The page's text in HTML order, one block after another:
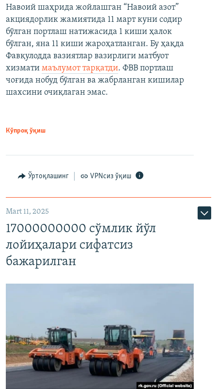
Навоий шаҳрида жойлашган “Навоий азот”
акциядорлик жамиятида 11 март куни содир
бўлган портлаш натижасида 1 киши ҳалок
бўлган, яна 11 киши жароҳатланган. Бу ҳақда
Фавқулодда вазиятлар вазирлиги матбуот
хизмати маълумот тарқатди. ФВВ портлаш
чоғида нобуд бўлган ва жабрланган кишилар
шахсини очиқлаган эмас.
Кўпроқ ўқиш
Ўртоқлашинг VPNсиз ўқиш
Mart 11, 2025
17000000000 сўмлик йўл
лойиҳалари сифатсиз
бажарилган